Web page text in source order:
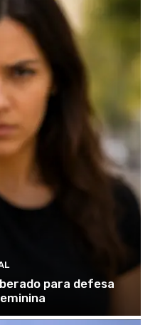
para defesa